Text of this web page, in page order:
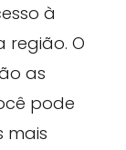
à
região. O
as
pode
mais